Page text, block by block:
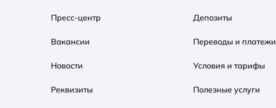
Пресс-центр
Вакансии
Новости
Реквизиты
Депозиты
Переводы и платежи
Условия и тарифы
Полезные услуги